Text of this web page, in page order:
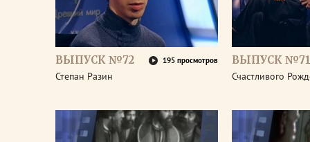
ВЫПУСК №72 195 просмотров
Степан Разин
ВЫПУСК №71
Счастливого